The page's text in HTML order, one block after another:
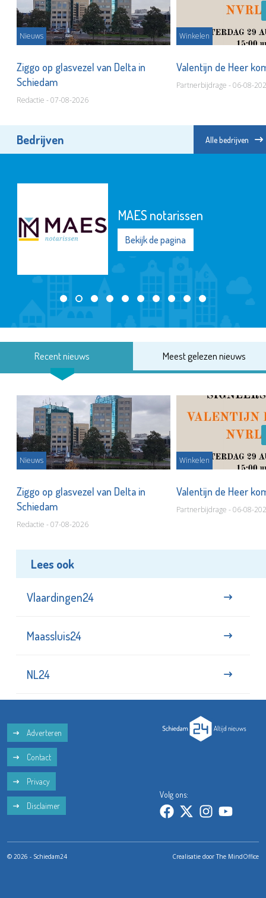
Nieuws
Ziggo op glasvezel van Delta in
Schiedam
Redactie - 07-08-2026
Winkelen
Valentijn de Heer
Partnerbijdrage - 06-08-
Bedrijven Alle bedrijven
MAES notarissen
Bekijk de pagina
Recent nieuws Meest gelezen nieuws
Nieuws
Ziggo op glasvezel van Delta in
Schiedam
Redactie - 07-08-2026
Winkelen
Valentijn de Heer
Partnerbijdrage - 06-08-
Lees ook
Vlaardingen24
Maassluis24
NL24
Adverteren
Contact
Privacy
Disclaimer
Volg ons:
© 2026 - Schiedam24 Crealisatie doorThe MindOffice